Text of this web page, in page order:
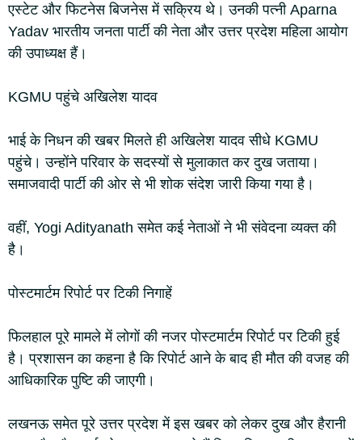
एस्टेट और फिटनेस बिजनेस में सक्रिय थे। उनकी पत्नी Aparna
Yadav भारतीय जनता पार्टी की नेता और उत्तर प्रदेश महिला आयोग
की उपाध्यक्ष हैं।
KGMU पहुंचे अखिलेश यादव
भाई के निधन की खबर मिलते ही अखिलेश यादव सीधे KGMU
पहुंचे। उन्होंने परिवार के सदस्यों से मुलाकात कर दुख जताया।
समाजवादी पार्टी की ओर से भी शोक संदेश जारी किया गया है।
वहीं, Yogi Adityanath समेत कई नेताओं ने भी संवेदना व्यक्त की
है।
पोस्टमार्टम रिपोर्ट पर टिकी निगाहें
फिलहाल पूरे मामले में लोगों की नजर पोस्टमार्टम रिपोर्ट पर टिकी हुई
है। प्रशासन का कहना है कि रिपोर्ट आने के बाद ही मौत की वजह की
आधिकारिक पुष्टि की जाएगी।
लखनऊ समेत पूरे उत्तर प्रदेश में इस खबर को लेकर दुख और हैरानी